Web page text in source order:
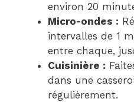
environ 20
Micro-ondes :
intervalles de 1
entre chaque,
Cuisinière :
dans une
régulièrement.